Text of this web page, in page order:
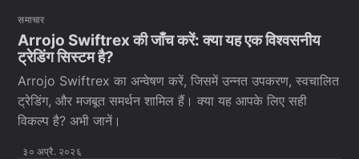
समाचार
Arrojo Swiftrex की जाँच करें: क्या यह एक विश्वसनीय
ट्रेडिंग सिस्टम है?
Arrojo Swiftrex का अन्वेषण करें, जिसमें उन्नत उपकरण, स्वचालित
ट्रेडिंग, और मजबूत समर्थन शामिल हैं। क्या यह आपके लिए सही
विकल्प है? अभी जानें।
३० अप्रै. २०२६